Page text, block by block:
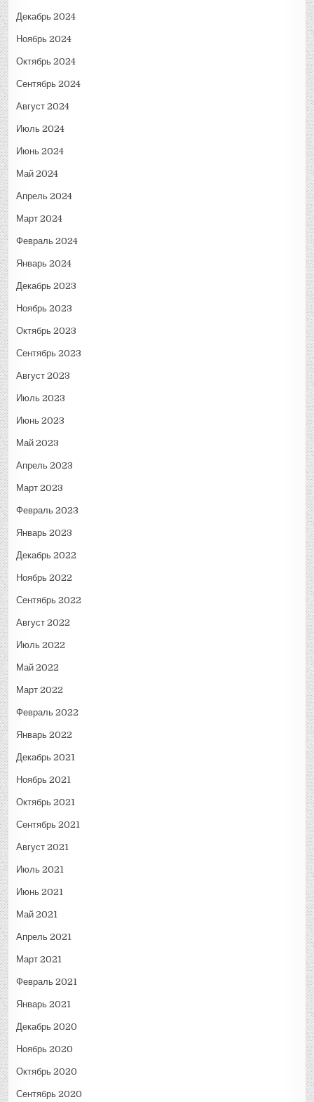
Декабрь 2024
Ноябрь 2024
Октябрь 2024
Сентябрь 2024
Август 2024
Июль 2024
Июнь 2024
Май 2024
Апрель 2024
Март 2024
Февраль 2024
Январь 2024
Декабрь 2023
Ноябрь 2023
Октябрь 2023
Сентябрь 2023
Август 2023
Июль 2023
Июнь 2023
Май 2023
Апрель 2023
Март 2023
Февраль 2023
Январь 2023
Декабрь 2022
Ноябрь 2022
Сентябрь 2022
Август 2022
Июль 2022
Май 2022
Март 2022
Февраль 2022
Январь 2022
Декабрь 2021
Ноябрь 2021
Октябрь 2021
Сентябрь 2021
Август 2021
Июль 2021
Июнь 2021
Май 2021
Апрель 2021
Март 2021
Февраль 2021
Январь 2021
Декабрь 2020
Ноябрь 2020
Октябрь 2020
Сентябрь 2020